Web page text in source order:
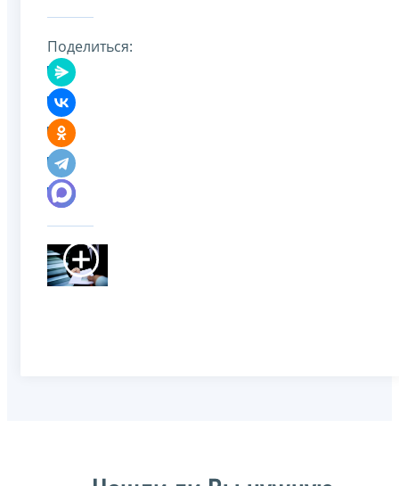
Поделиться: